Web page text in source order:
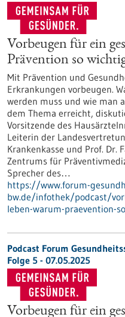
Vorbeugen für ein
Prävention so
Mit Prävention und
Erkrankungen vorbeugen.
werden muss und wie man
dem Thema erreicht,
Vorsitzende des
Leiterin der
Krankenkasse und Prof. Dr.
Zentrums für
Sprecher des…
https://www.forum-
bw.de/infothek/podcast/
leben-warum-praevention-
Podcast Forum
Folge 5 - 07.05.2025
Vorbeugen für ein